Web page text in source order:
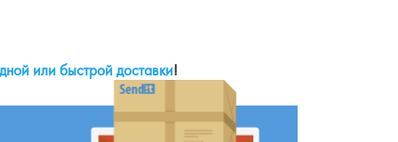
или быстрой доставки!